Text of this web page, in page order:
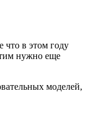
что в этом году
нужно еще
моделей,